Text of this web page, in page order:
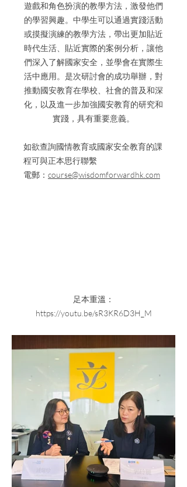
遊戲和角色扮演的教學方法，激發他們
的學習興趣。中學生可以通過實踐活動
或摸擬演練的教學方法，帶出更加貼近
時代生活、貼近實際的案例分析，讓他
們深入了解國家安全，並學會在實際生
活中應用。是次研討會的成功舉辦，對
推動國安教育在學校、社會的普及和深
化，以及進一步加強國安教育的研究和
實踐，具有重要意義。
如欲查詢國情教育或國家安全教育的課
程可與正本思行聯繫
電郵： course@wisdomforwardhk.com
足本重溫：
https://youtu.be/sR3KR6D3H_M